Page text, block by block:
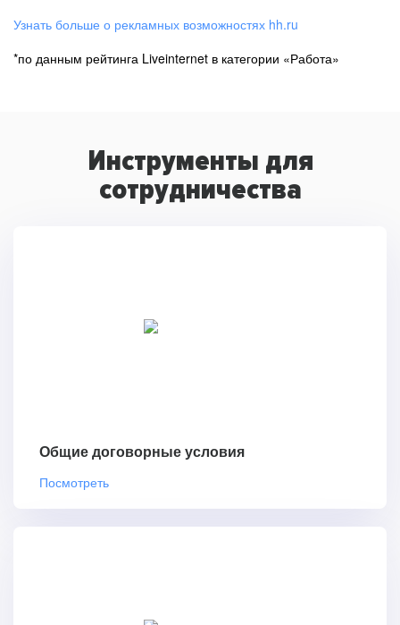
Узнать больше о рекламных возможностях hh.ru
*по данным рейтинга Liveinternet в категории «Работа»
Инструменты для
сотрудничества
Общие договорные условия
Посмотреть